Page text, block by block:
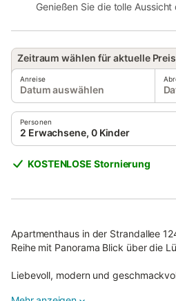
Genießen Sie die tolle
Zeitraum wählen für aktuelle
Anreise
Datum auswählen
Personen
2 Erwachsene, 0 Kinder
KOSTENLOSE Stornierung
Apartmenthaus in der Strandallee
Reihe mit Panorama Blick über die
Liebevoll, modern und